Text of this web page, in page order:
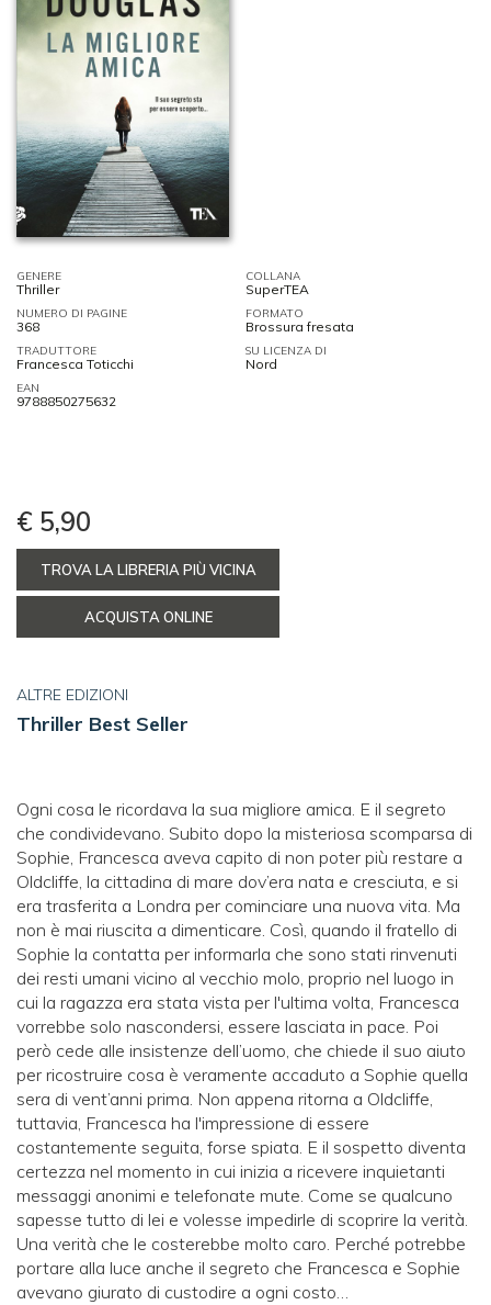
GENERE
Thriller
COLLANA
SuperTEA
NUMERO DI PAGINE
368
FORMATO
Brossura fresata
TRADUTTORE
Francesca Toticchi
SU LICENZA DI
Nord
EAN
9788850275632
€ 5,90
TROVA LA LIBRERIA PIÙ VICINA
ACQUISTA ONLINE
ALTRE EDIZIONI
Thriller Best Seller
Ogni cosa le ricordava la sua migliore amica. E il segreto
che condividevano. Subito dopo la misteriosa scomparsa di
Sophie, Francesca aveva capito di non poter più restare a
Oldcliffe, la cittadina di mare dov’era nata e cresciuta, e si
era trasferita a Londra per cominciare una nuova vita. Ma
non è mai riuscita a dimenticare. Così, quando il fratello di
Sophie la contatta per informarla che sono stati rinvenuti
dei resti umani vicino al vecchio molo, proprio nel luogo in
cui la ragazza era stata vista per l'ultima volta, Francesca
vorrebbe solo nascondersi, essere lasciata in pace. Poi
però cede alle insistenze dell’uomo, che chiede il suo aiuto
per ricostruire cosa è veramente accaduto a Sophie quella
sera di vent’anni prima. Non appena ritorna a Oldcliffe,
tuttavia, Francesca ha l'impressione di essere
costantemente seguita, forse spiata. E il sospetto diventa
certezza nel momento in cui inizia a ricevere inquietanti
messaggi anonimi e telefonate mute. Come se qualcuno
sapesse tutto di lei e volesse impedirle di scoprire la verità.
Una verità che le costerebbe molto caro. Perché potrebbe
portare alla luce anche il segreto che Francesca e Sophie
avevano giurato di custodire a ogni costo…